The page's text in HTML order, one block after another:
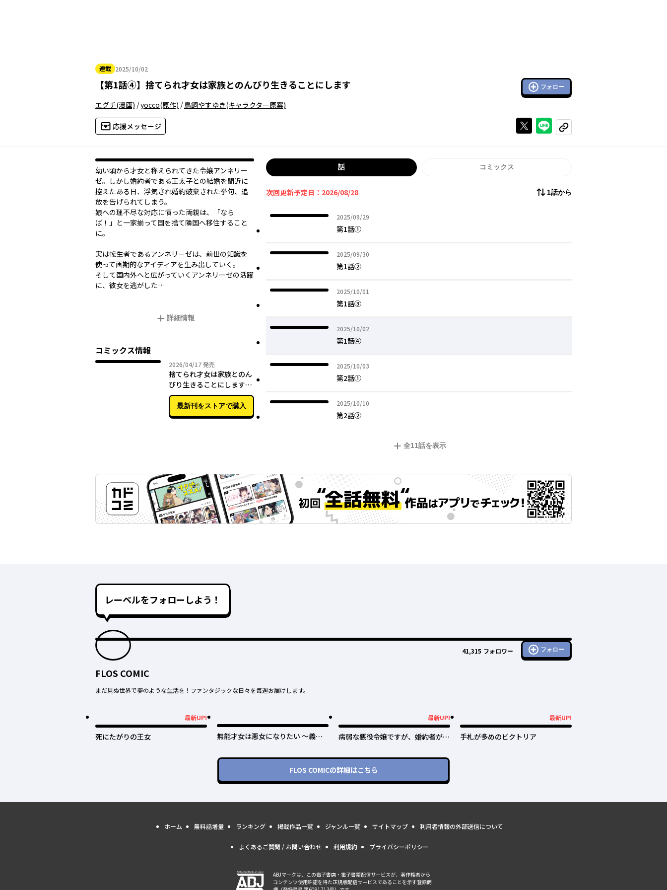
連載 2025/10/02
2025年10月02日
【第1話④】 捨てられ才女は家族とのんびり生きることにします フォロー
エグチ(漫画) /yocco(原作) /鳥飼やすゆき(キャラクター原案)
応援メッセージ Xで投稿するラインでシェアする
コピーする
幼い頃から才女と称えられてきた令嬢アンネリー
ゼ。しかし婚約者である王太子との結婚を間近に
控えたある日、浮気され婚約破棄された挙句、追
放を告げられてしまう。
娘への理不尽な対応に憤った両親は、「なら
ば！」と一家揃って国を捨て隣国へ移住すること
に。
実は転生者であるアンネリーゼは、前世の知識を
使って画期的なアイディアを生み出していく。
そして国内外へと広がっていくアンネリーゼの活躍
に、彼女を逃がした…
詳細情報
コミックス情報
2026/04/172026年04月17日
発売
捨てられ才女は家族とのん
びり生きることにします
１
最新刊をストアで購入
話 コミックス
次回更新予定日：2026/08/28 1話から
2025/09/29
2025年09月29日
第1話①
2025/09/30
2025年09月30日
第1話②
2025/10/01
2025年10月01日
第1話③
2025/10/02
2025年10月02日
第1話④
2025/10/03
2025年10月03日
第2話①
2025/10/10
2025年10月10日
第2話②
全11話を表示
レーベルをフォローしよう！
41,315 フォロワー フォロー
FLOS COMIC
まだ見ぬ世界で夢のような生活を！ファンタジックな日々を毎週お届けします。
最新UP!
死にたがりの王女
無能才女は悪女になりたい ～義妹
溺愛に気づかない～
最新UP!
病弱な悪役令嬢ですが、婚約者が過
猿の仲でしたよね!?)
最新UP!
手札が多めのビクトリア
FLOS COMICの詳細はこちら
ホーム 無料話増量 ランキング 掲載作品一覧 ジャンル一覧 サイトマップ 利用者情報の外部送信について
よくあるご質問 / お問い合わせ 利用規約 プライバシーポリシー
ABJマークは、この電子書店・電子書籍配信サービスが、著作権者から
コンテンツ使用許諾を得た正規版配信サービスであることを示す登録商